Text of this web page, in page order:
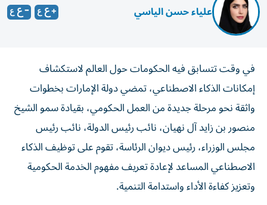
علياء حسن الياسي
في وقت تتسابق فيه الحكومات حول العالم لاستكشاف
إمكانات الذكاء الاصطناعي، تمضي دولة الإمارات بخطوات
واثقة نحو مرحلة جديدة من العمل الحكومي، بقيادة سمو الشيخ
منصور بن زايد آل نهيان، نائب رئيس الدولة، نائب رئيس
مجلس الوزراء، رئيس ديوان الرئاسة، تقوم على توظيف الذكاء
الاصطناعي المساعد لإعادة تعريف مفهوم الخدمة الحكومية
وتعزيز كفاءة الأداء واستدامة التنمية.